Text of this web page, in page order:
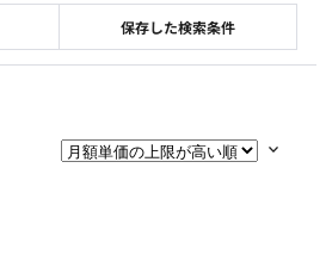
保存した検索条件